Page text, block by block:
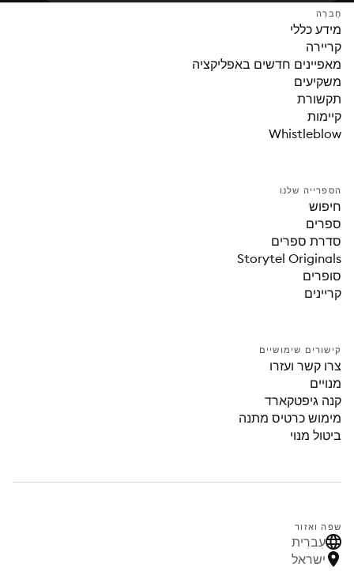
חֶברָה
מידע כללי
קריירה
מאפיינים חדשים באפליקציה
משקיעים
תקשורת
קיימות
Whistleblow
הספרייה שלנו
חיפוש
ספרים
סדרת ספרים
Storytel Originals
סופרים
קריינים
קישורים שימושיים
צרו קשר ועזרו
מנויים
קנה גיפטקארד
מימוש כרטיס מתנה
ביטול מנוי
שפה ואזור
עִברִית
ישראל